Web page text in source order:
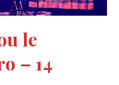
le
– 14